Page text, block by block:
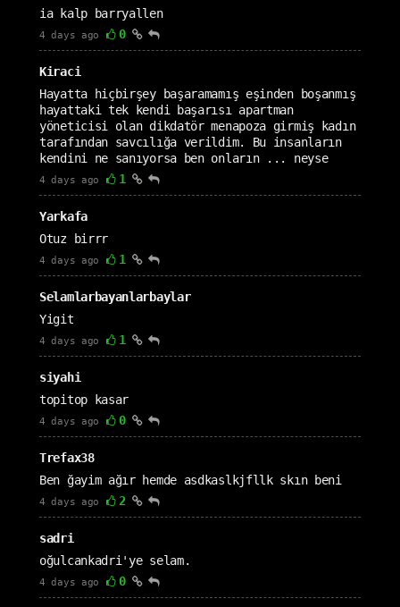
ia kalp barryallen
4 days ago 0
Kiraci
Hayatta hiçbirşey başaramamış eşinden boşanmış
hayattaki tek kendi başarısı apartman
yöneticisi olan dikdatör menapoza girmiş kadın
tarafından savcılığa verildim. Bu insanların
kendini ne sanıyorsa ben onların ... neyse
4 days ago 1
Yarkafa
Otuz birrr
4 days ago 1
Selamlarbayanlarbaylar
Yigit
4 days ago 1
siyahi
topitop kasar
4 days ago 0
Trefax38
Ben ğayim ağır hemde asdkaslkjfllk skın beni
4 days ago 2
sadri
oğulcankadri'ye selam.
4 days ago 0